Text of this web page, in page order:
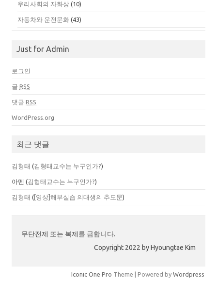
우리사회의 자화상 (10)
자동차와 운전문화 (43)
Just for Admin
로그인
글 RSS
댓글 RSS
WordPress.org
최근 댓글
김형태 (김형태교수는 누구인가?)
아멘 (김형태교수는 누구인가?)
김형태 ( [영상]해부실습 의대생의 추도문)
무단전제 또는 복제를 금합니다.
Copyright 2022 by Hyoungtae Kim
Iconic One Pro Theme | Powered by Wordpress